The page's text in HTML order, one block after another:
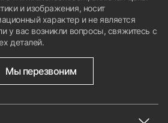
и изображения, носит
характер и не является
у вас возникли вопросы, свяжитесь с
деталей.
Мы перезвоним